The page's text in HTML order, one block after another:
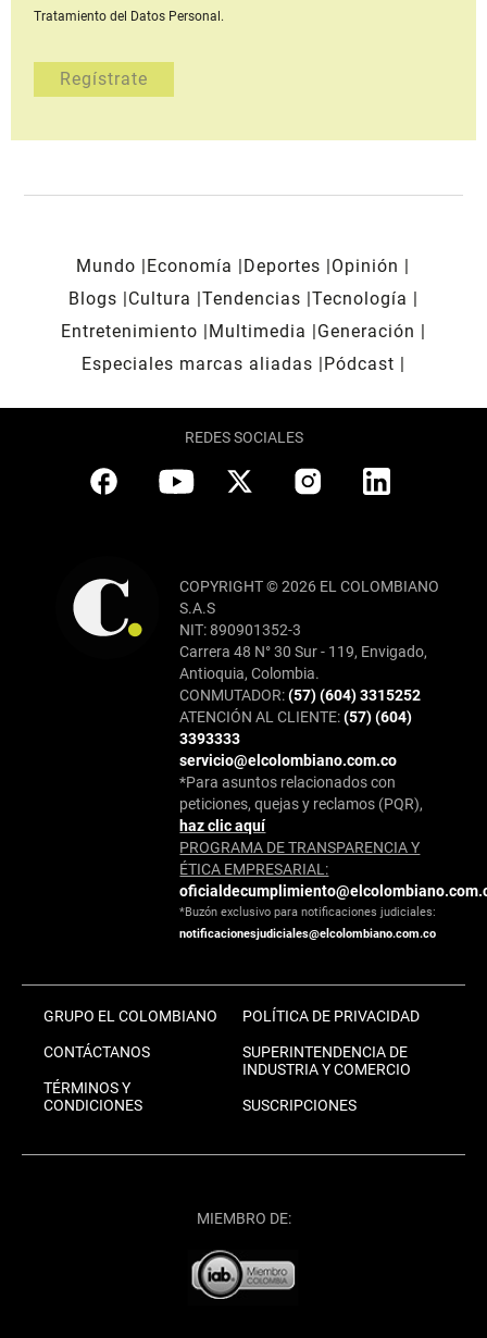
Tratamiento del Datos Personal.
Mundo Economía Deportes
Opinión
Blogs
Cultura Tendencias Tecnología
Entretenimiento
Multimedia
Generación
Especiales marcas aliadas
Pódcast
REDES SOCIALES
COPYRIGHT © 2026 EL COLOMBIANO
S.A.S
NIT: 890901352-3
Carrera 48 N° 30 Sur - 119, Envigado,
Antioquia, Colombia.
CONMUTADOR:(57) (604) 3315252
ATENCIÓN AL CLIENTE:(57) (604)
3393333
servicio@elcolombiano.com.co
*Para asuntos relacionados con
peticiones, quejas y reclamos (PQR),
haz clic aquí
PROGRAMA DE TRANSPARENCIA Y
ÉTICA EMPRESARIAL:
*Buzón exclusivo para notificaciones judiciales:
notificacionesjudiciales@elcolombiano.com.co
GRUPO EL COLOMBIANO
CONTÁCTANOS
TÉRMINOS Y
CONDICIONES
POLÍTICA DE PRIVACIDAD
SUPERINTENDENCIA DE
INDUSTRIA Y COMERCIO
SUSCRIPCIONES
MIEMBRO DE: